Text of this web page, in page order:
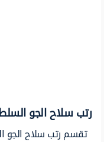
رتب سلاح الجو
تقسم رتب سلاح الجو